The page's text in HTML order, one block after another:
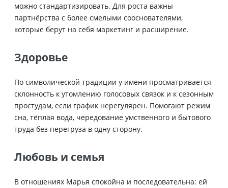
можно стандартизировать. Для роста важны
партнёрства с более смелыми сооснователями,
которые берут на себя маркетинг и расширение.
Здоровье
По символической традиции у имени просматривается
склонность к утомлению голосовых связок и к сезонным
простудам, если график нерегулярен. Помогают режим
сна, тёплая вода, чередование умственного и бытового
труда без перегруза в одну сторону.
Любовь и семья
В отношениях Марья спокойна и последовательна: ей